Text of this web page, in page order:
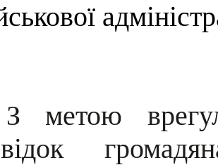
З метою